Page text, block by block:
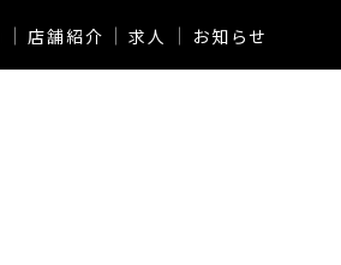
店舗紹介 求人 お知らせ